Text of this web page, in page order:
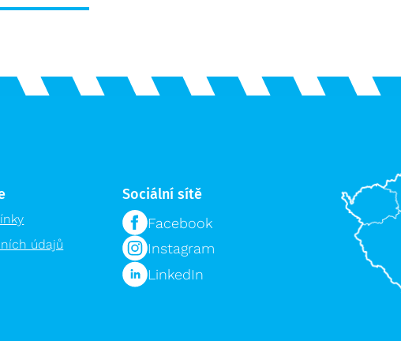
údajů
Sociální sítě
Facebook
Instagram
LinkedIn